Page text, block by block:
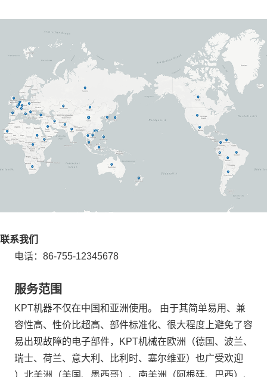
联系我们
电话：86-755-12345678
服务范围
KPT机器不仅在中国和亚洲使用。 由于其简单易用、兼
容性高、性价比超高、部件标准化、很大程度上避免了容
易出现故障的电子部件，KPT机械在欧洲（德国、波兰、
瑞士、荷兰、意大利、比利时、塞尔维亚）也广受欢迎